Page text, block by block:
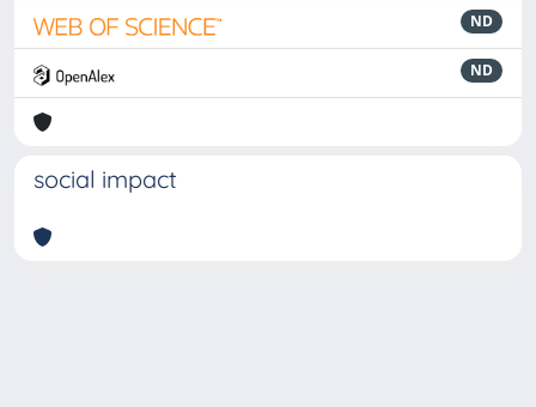
ND
ND
social impact